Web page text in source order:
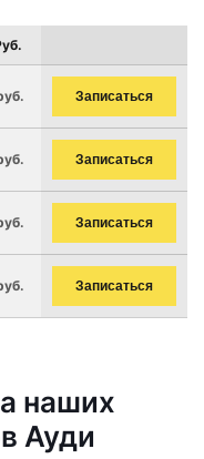
Записаться
Записаться
Записаться
Записаться
наших
Ауди